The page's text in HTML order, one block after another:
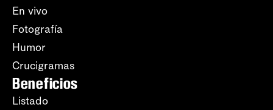
En vivo
Fotografía
Humor
Crucigramas
Beneficios
Listado